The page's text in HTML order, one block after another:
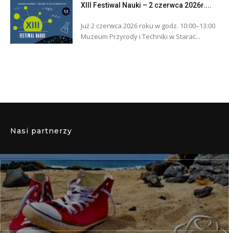
XIII Festiwal Nauki – 2 czerwca 2026r....
Już 2 czerwca 2026 roku w godz. 10:00–13:00
Muzeum Przyrody i Techniki w Starac...
Nasi partnerzy